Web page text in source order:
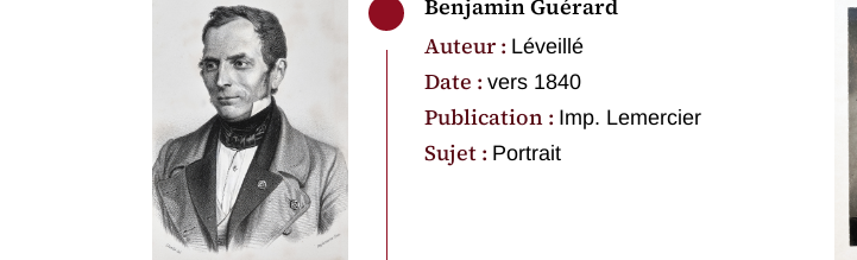
Benjamin Guérard
Auteur : Léveillé
Date : vers 1840
Publication : Imp. Lemercier
Sujet : Portrait